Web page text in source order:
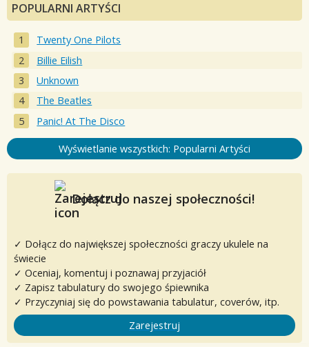
POPULARNI ARTYŚCI
Twenty One Pilots
Billie Eilish
Unknown
The Beatles
Panic! At The Disco
Wyświetlanie wszystkich: Popularni Artyści
Dołącz do naszej społeczności!
✓ Dołącz do największej społeczności graczy ukulele na
świecie
✓ Oceniaj, komentuj i poznawaj przyjaciół
✓ Zapisz tabulatury do swojego śpiewnika
✓ Przyczyniaj się do powstawania tabulatur, coverów, itp.
Zarejestruj